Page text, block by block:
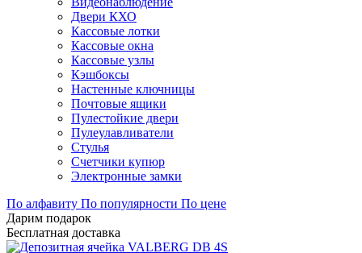
Двери КХО
Кассовые лотки
Кассовые окна
Кассовые узлы
Кэшбоксы
Настенные ключницы
Почтовые ящики
Пулестойкие двери
Пулеулавливатели
Стулья
Счетчики купюр
Электронные замки
По алфавиту По популярности По цене
Дарим подарок
Бесплатная доставка